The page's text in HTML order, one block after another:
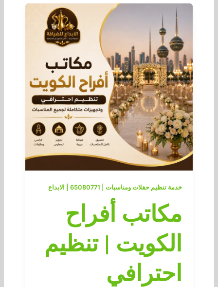
خدمة تنظيم حفلات ومناسبات | 65080771 | الابداع
مكاتب أفراح
الكويت | تنظيم
احترافي